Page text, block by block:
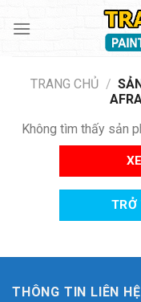
TRANG CHỦ /
Không tìm thấy sản
TRỞ
THÔNG TIN LIÊN HỆ